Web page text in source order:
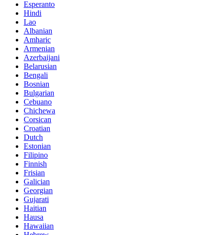
Esperanto
Hindi
Lao
Albanian
Amharic
Armenian
Azerbaijani
Belarusian
Bengali
Bosnian
Bulgarian
Cebuano
Chichewa
Corsican
Croatian
Dutch
Estonian
Filipino
Finnish
Frisian
Galician
Georgian
Gujarati
Haitian
Hausa
Hawaiian